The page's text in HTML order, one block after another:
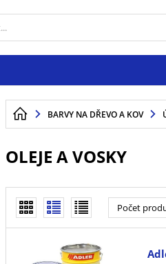
BARVY NA DŘEVO A KOV
OLEJE A VOSKY
Počet